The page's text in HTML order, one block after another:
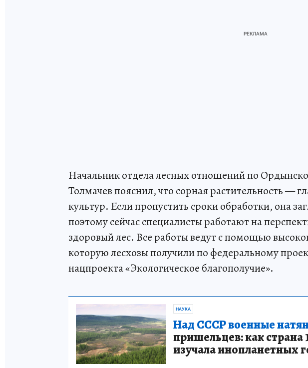
Начальник отдела лесных отношений по
Толмачев пояснил, что сорная растительность —
культур. Если пропустить сроки обработки, она
поэтому сейчас специалисты работают на
здоровый лес. Все работы ведут с помощью
которую лесхозы получили по федеральному
нацпроекта «Экологическое благополучие».
НАУКА
Над СССР военные
пришельцев: как страна
изучала инопланетных